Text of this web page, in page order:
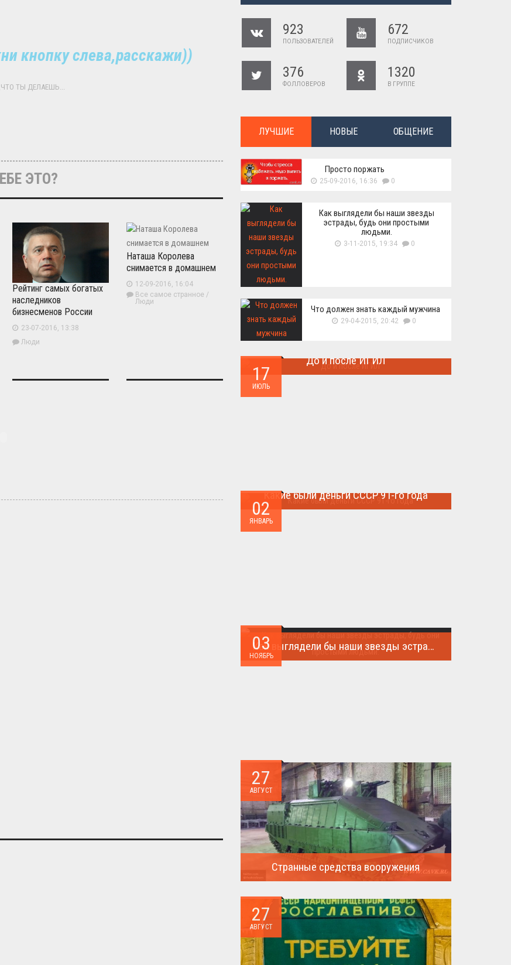
кнопку слева,расскажи))
ТЫ ДЕЛАЕШЬ...
ЭТО?
Рейтинг самых богатых
наследников
бизнесменов России
23-07-2016, 13:38
Люди
Наташа Королева
снимается в домашнем
12-09-2016, 16:04
Все самое странное /
Люди
923
ПОЛЬЗОВАТЕЛЕЙ
672
ПОДПИСЧИКОВ
376
ФОЛЛОВЕРОВ
1320
В ГРУППЕ
ЛУЧШИЕ НОВЫЕ ОБЩЕНИЕ
Просто поржать
25-09-2016, 16:36 0
Как выглядели бы наши звезды
эстрады, будь они простыми
людьми.
3-11-2015, 19:34 0
Что должен знать каждый мужчина
29-04-2015, 20:42 0
17
ИЮЛЬ
До и после ИГИЛ
02
ЯНВАРЬ
Какие были деньги СССР 91-го года
03
НОЯБРЬ
Как выглядели бы наши звезды эстрады, будь они простыми людьми.
Такого поворота событий не ожидал никто!...
27
АВГУСТ
Странные средства вооружения
армии ...
27
АВГУСТ